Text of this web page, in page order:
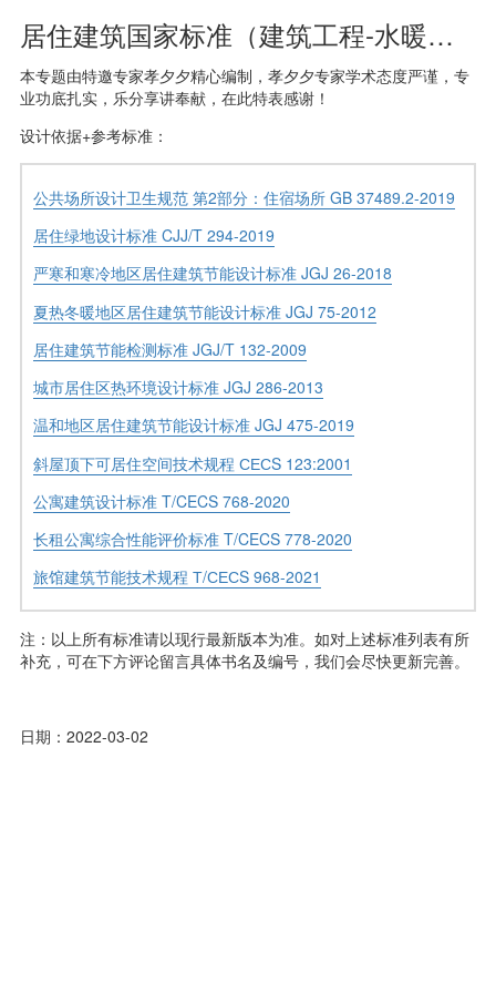
居住建筑国家标准（建筑工程-水暖专业）
本专题由特邀专家孝夕夕精心编制，孝夕夕专家学术态度严谨，专
业功底扎实，乐分享讲奉献，在此特表感谢！
设计依据+参考标准：
公共场所设计卫生规范 第2部分：住宿场所 GB 37489.2-2019
居住绿地设计标准 CJJ/T 294-2019
严寒和寒冷地区居住建筑节能设计标准 JGJ 26-2018
夏热冬暖地区居住建筑节能设计标准 JGJ 75-2012
居住建筑节能检测标准 JGJ/T 132-2009
城市居住区热环境设计标准 JGJ 286-2013
温和地区居住建筑节能设计标准 JGJ 475-2019
斜屋顶下可居住空间技术规程 СЕСS 123:2001
公寓建筑设计标准 T/CECS 768-2020
长租公寓综合性能评价标准 T/CECS 778-2020
旅馆建筑节能技术规程 Т/СЕСS 968-2021
注：以上所有标准请以现行最新版本为准。如对上述标准列表有所
补充，可在下方评论留言具体书名及编号，我们会尽快更新完善。
日期：2022-03-02